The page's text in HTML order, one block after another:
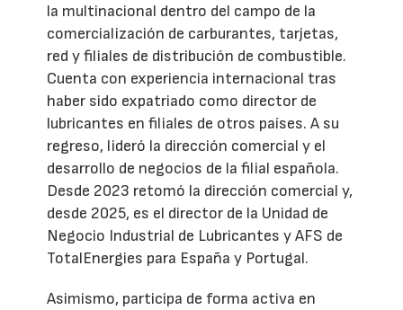
la multinacional dentro del campo de la
comercialización de carburantes, tarjetas,
red y filiales de distribución de combustible.
Cuenta con experiencia internacional tras
haber sido expatriado como director de
lubricantes en filiales de otros países. A su
regreso, lideró la dirección comercial y el
desarrollo de negocios de la filial española.
Desde 2023 retomó la dirección comercial y,
desde 2025, es el director de la Unidad de
Negocio Industrial de Lubricantes y AFS de
TotalEnergies para España y Portugal.
Asimismo, participa de forma activa en